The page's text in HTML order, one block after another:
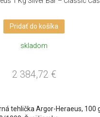
Pridať do košíka
skladom
2 384,72 €